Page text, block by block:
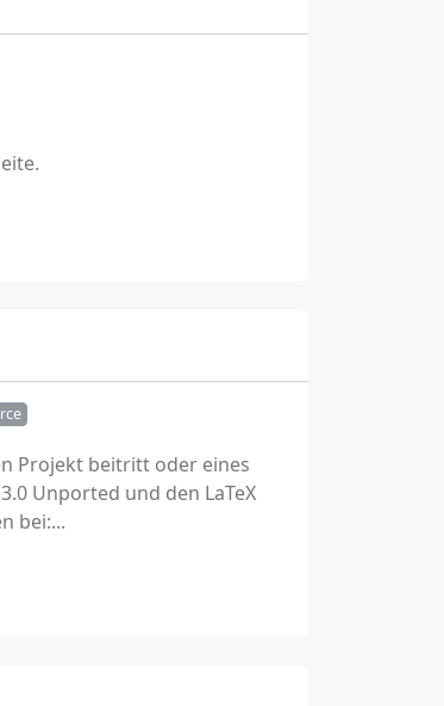
Projekt beitritt oder eines
Unported und den LaTeX
bei:...